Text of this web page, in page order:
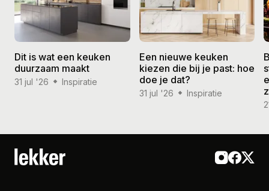
Dit is wat een keuken
duurzaam maakt
31 jul '26 Inspiratie
Een nieuwe keuken
kiezen die bij je past: hoe
doe je dat?
31 jul '26 Inspiratie